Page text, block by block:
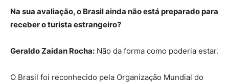
Na sua avaliação, o Brasil ainda não está preparado para
receber o turista estrangeiro?
Geraldo Zaidan Rocha: Não da forma como poderia estar.
O Brasil foi reconhecido pela Organização Mundial do